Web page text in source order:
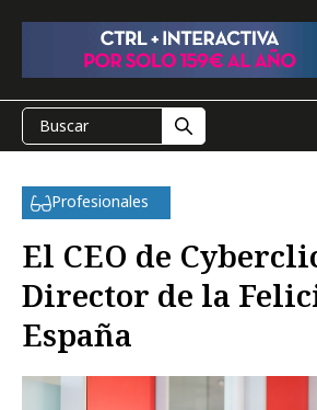
Profesionales
El CEO de
Director de la
España